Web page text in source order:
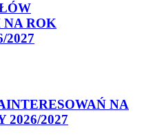
NA ROK
2027
NA
2026/2027